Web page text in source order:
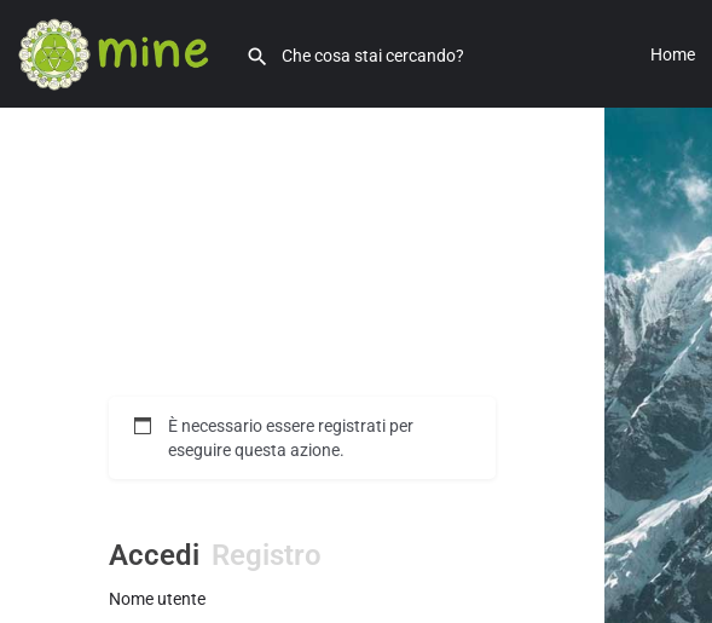
Home
È necessario essere registrati per
eseguire questa azione.
Accedi Registro
Nome utente